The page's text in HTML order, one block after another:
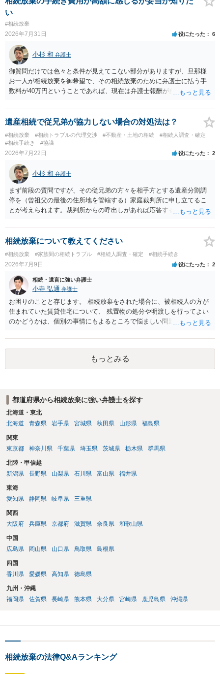
ば、第１回期日は出席する必要がありません。その日は差支え（用事
はないので、ｍｉｎｔｓでの提出の必要は無いと思います。郵送（期
限までに届けばよい）で十分です。 詳細は、書面記載の裁判所書記官
にお問い合わせください。 以上、ご参考まで。
い
#相続放棄
2026年7月31日 役にたった 6
小杉 和 弁護士
御質問だけでは色々と条件が見えてこない部分がありますが、旦那様
お一人が相続放棄を御希望で、その相続放棄のために弁護士に払う手
数料が40万円ということであれば、現在は弁護士報酬が自由化されて
です。 ただ、弁護士に払う手数料とは別に戸籍の用意に一定の実費が
かかることになりますので、その費用も支払うべきものとして頭に置
が、旦那様の収入や財産にもよりますが、法テラスに御連絡なさって
弁護士との相談を予約して受任してもらうのが一番安上がりでしょ
らい（希望者が多く予約できてもしばらく先になる）ようですので、
比較的短い熟慮期間のことを考えると、来週早々すぐにでも御連絡す
る方が良いでしょう。 もし法テラスが御利用になれない、あるいは時
間がない等であれば、相続を取扱分野としている弁護士を適宜探し
（WEB等で）、問い合わせてみることです。相続を扱う弁護士でも相
けてくれないところもあるようです。 複数の法律事務所に聞いて（相
見積もりをとって）、一番安いところでやってもらうことに決めれ
ば、キューちゃんママさんの御希望をかなえることができるのではな
いでしょうか。 あるいは相続放棄であれば御自分でできなくもないと
は思います。その場合、かかるのは戸籍等の取得費用と印紙代だけと
なります。家庭裁判所のサイトから用紙を取得すると共に必要な書類
を確認し、印紙と共に家庭裁判所に提出して相続放棄申述受理通知書
を待つという流れになります。
遺産相続で従兄弟が協力しない場合の対処法は？
#相続放棄 #相続トラブルの代理交渉 #不動産・土地の相続
#相続人調査・確定
#相続手続き
#協議
2026年7月22日 役にたった 2
小杉 和 弁護士
まず前段の質問ですが、その従兄弟の方々を相手方とする遺産分割調
停を（曾祖父の最後の住所地を管轄する）家庭裁判所に申し立てるこ
とが考えられます。裁判所からの呼出しがあれば応答する可能性がま
能と思われます。時間が思った以上にないので必要書類をてきぱきと
揃える必要があります。その点是非御注意ください。
相続放棄について教えてください
#相続放棄 #家族間の相続トラブル #相続人調査・確定 #相続手続き
2026年7月9日 役にたった 2
相続・遺言に強い弁護士
小寺 弘通 弁護士
お困りのことと存じます。 相続放棄をされた場合に、被相続人の方が
住まれていた賃貸住宅について、 残置物の処分や明渡しを行ってよい
のかどうかは、個別の事情にもよるところで悩ましい問題です。 相続
場合、 「相続財産を処分」したと評価され、相続放棄が無効となるリ
スクが一応あるからです。 ただし、実際には、自宅内にめぼしい財産
がなく、滞納賃料が増え続けるのを止めるため、 解約をして鍵を返却
してしまうというケースもそれなりにあります。 また、お母様の通帳
相続財産清算人が選任される場合があり、 その場合には当該清算人に
引き継いでいただくことになります。 ちなみに前提として、お母様の
お姉さんがご存命である以上、 その子（甥、姪）にはそもそも相続権
す。 明確にお答えができずに申し訳ありませんが、以上ご参考にして
いただければ幸いです。
もっとみる
都道府県から相続放棄に強い弁護士を探す
北海道・東北
北海道
青森県 岩手県 宮城県 秋田県 山形県 福島県
関東
東京都
神奈川県 千葉県 埼玉県 茨城県 栃木県 群馬県
北陸・甲信越
新潟県
長野県 山梨県 石川県 富山県 福井県
東海
愛知県
静岡県 岐阜県 三重県
関西
大阪府
兵庫県 京都府 滋賀県 奈良県 和歌山県
中国
広島県
岡山県 山口県 鳥取県 島根県
四国
香川県
愛媛県 高知県 徳島県
九州・沖縄
福岡県
佐賀県 長崎県 熊本県 大分県 宮崎県 鹿児島県 沖縄県
相続放棄の法律Q&Aランキング